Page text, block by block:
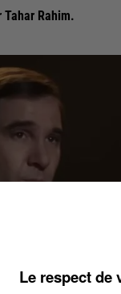
Rahim.
Le respect de